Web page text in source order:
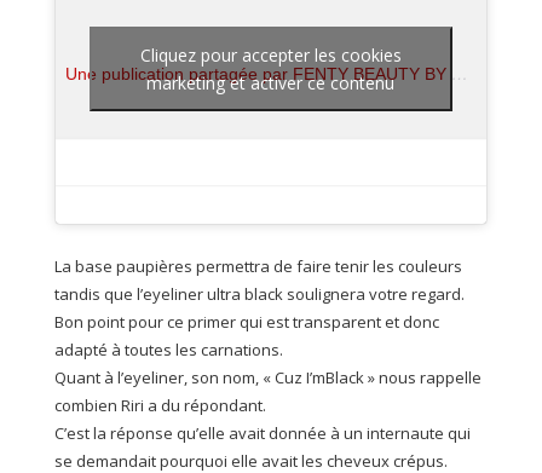
Cliquez pour accepter les cookies
marketing et activer ce contenu
La base paupières permettra de faire tenir les couleurs
tandis que l’eyeliner ultra black soulignera votre regard.
Bon point pour ce primer qui est transparent et donc
adapté à toutes les carnations.
Quant à l’eyeliner, son nom, « Cuz I’mBlack » nous rappelle
combien Riri a du répondant.
C’est la réponse qu’elle avait donnée à un internaute qui
se demandait pourquoi elle avait les cheveux crépus.